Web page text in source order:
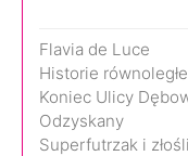
Flavia de Luce
Historie równoległe
Koniec Ulicy
Odzyskany
Superfutrzak i